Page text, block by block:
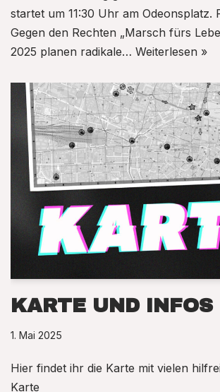
startet um 11:30 Uhr am Odeonsplatz.
Gegen den Rechten „Marsch fürs
2025 planen radikale… Weiterlesen »
KARTE UND INFOS
1. Mai 2025
Hier findet ihr die Karte mit vielen
Karte